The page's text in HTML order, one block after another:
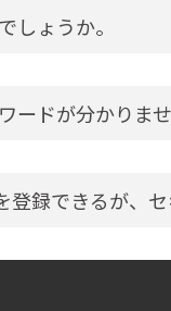
しょうか。
ードが分かりませ
録できるが、